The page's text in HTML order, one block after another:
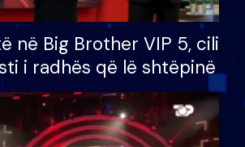
në Big Brother VIP 5, cili
i radhës që lë shtëpinë